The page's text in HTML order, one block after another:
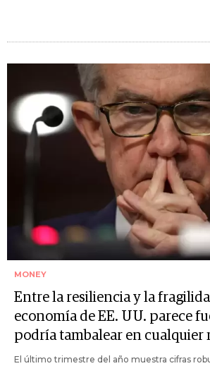
MONEY
Entre la resiliencia y la
economía de EE. UU. parece
podría tambalear en cualquier
El último trimestre del año muestra cifras